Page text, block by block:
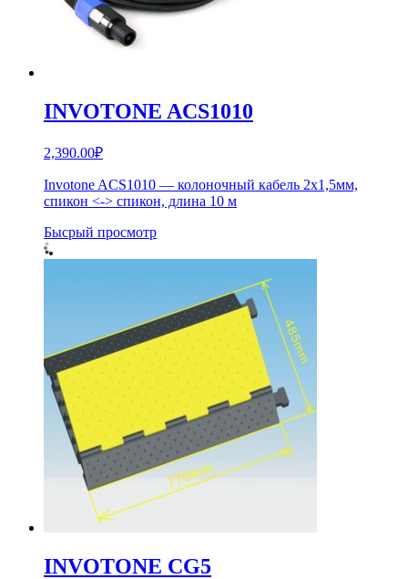
INVOTONE ACS1010
2,390.00₽
Invotone ACS1010 — колоночный кабель 2х1,5мм,
спикон <-> спикон, длина 10 м
Бысрый просмотр
INVOTONE CG5